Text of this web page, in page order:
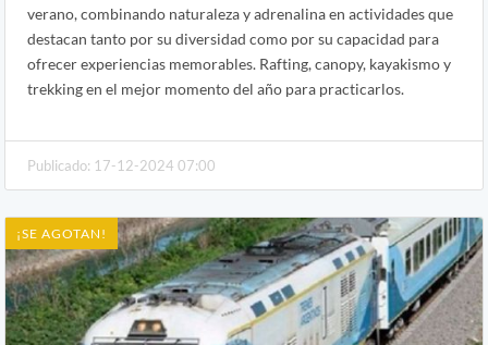
verano, combinando naturaleza y adrenalina en actividades que
destacan tanto por su diversidad como por su capacidad para
ofrecer experiencias memorables. Rafting, canopy, kayakismo y
trekking en el mejor momento del año para practicarlos.
Publicado: 17-12-2024 07:00
¡SE AGOTAN!